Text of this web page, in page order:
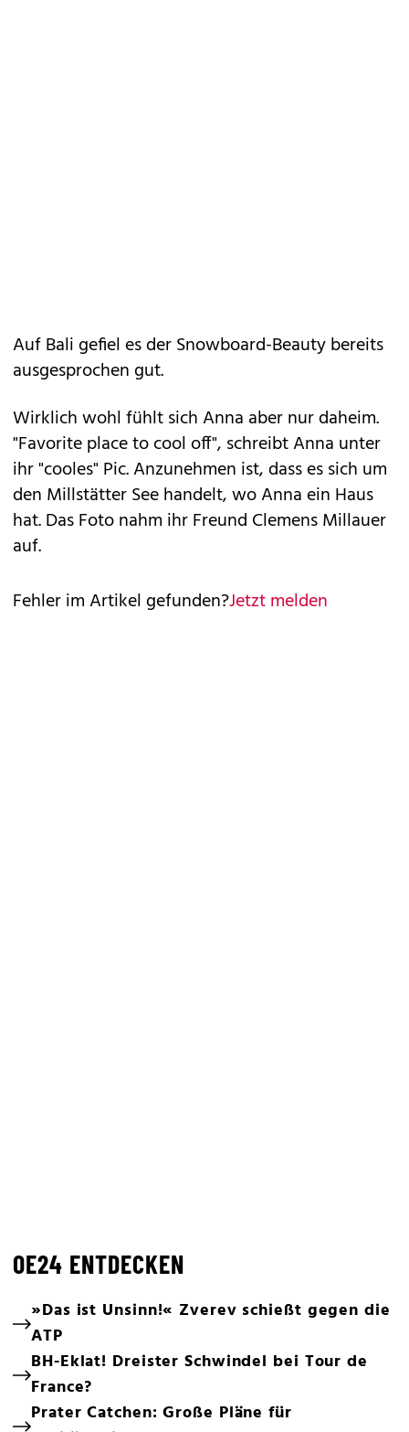
Auf Bali gefiel es der Snowboard-Beauty bereits
ausgesprochen gut.
Wirklich wohl fühlt sich Anna aber nur daheim.
"Favorite place to cool off", schreibt Anna unter
ihr "cooles" Pic. Anzunehmen ist, dass es sich um
den Millstätter See handelt, wo Anna ein Haus
hat. Das Foto nahm ihr Freund Clemens Millauer
auf.
Fehler im Artikel gefunden?Jetzt melden
OE24 ENTDECKEN
»Das ist Unsinn!« Zverev schießt gegen die
ATP
BH-Eklat! Dreister Schwindel bei Tour de
France?
Prater Catchen: Große Pläne für